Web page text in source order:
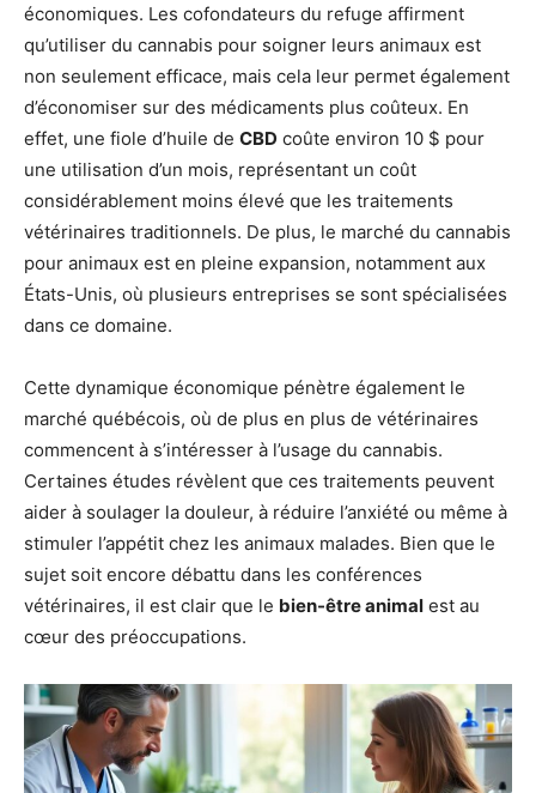
économiques. Les cofondateurs du refuge affirment
qu’utiliser du cannabis pour soigner leurs animaux est
non seulement efficace, mais cela leur permet également
d’économiser sur des médicaments plus coûteux. En
effet, une fiole d’huile de CBD coûte environ 10 $ pour
une utilisation d’un mois, représentant un coût
considérablement moins élevé que les traitements
vétérinaires traditionnels. De plus, le marché du cannabis
pour animaux est en pleine expansion, notamment aux
États-Unis, où plusieurs entreprises se sont spécialisées
dans ce domaine.
Cette dynamique économique pénètre également le
marché québécois, où de plus en plus de vétérinaires
commencent à s’intéresser à l’usage du cannabis.
Certaines études révèlent que ces traitements peuvent
aider à soulager la douleur, à réduire l’anxiété ou même à
stimuler l’appétit chez les animaux malades. Bien que le
sujet soit encore débattu dans les conférences
vétérinaires, il est clair que le bien-être animal est au
cœur des préoccupations.